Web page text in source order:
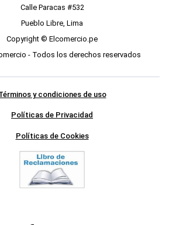
Calle Paracas #532
Pueblo Libre, Lima
Copyright © Elcomercio.pe
- Todos los derechos reservados
y condiciones de uso
Políticas de Privacidad
Políticas de Cookies